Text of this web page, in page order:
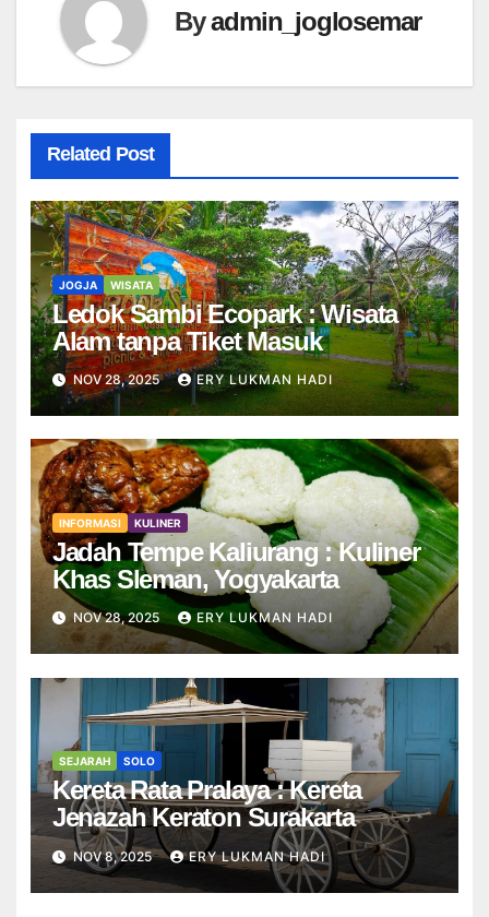
Byadmin_joglosemar
Related Post
JOGJA WISATA
Ledok Sambi Ecopark : Wisata
Alam tanpa Tiket Masuk
NOV 28, 2025 ERY LUKMAN HADI
INFORMASI KULINER
Jadah Tempe Kaliurang : Kuliner
Khas Sleman, Yogyakarta
NOV 28, 2025 ERY LUKMAN HADI
SEJARAH SOLO
Kereta Rata Pralaya : Kereta
Jenazah Keraton Surakarta
NOV 8, 2025 ERY LUKMAN HADI